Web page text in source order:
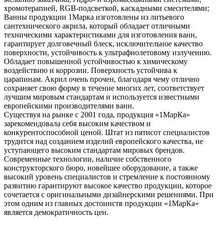
хромотерапией, RGB-подсветкой, каскадными смесителями;
Ванны продукции 1Марка изготовлены из литьевого
сантехнического акрила, который обладает отличными
техническими характеристиками для изготовления ванн,
гарантирует долговечный блеск, исключительное качество
поверхности, устойчивость к ультрафиолетовому излучению.
Обладает повышенной устойчивостью к химическому
воздействию и коррозии. Поверхность устойчива к
царапинам. Акрил очень прочен, благодаря чему отлично
сохраняет свою форму в течение многих лет, соответствует
лучшим мировым стандартам и используется известными
европейскими производителями ванн.
Существуя на рынке с 2001 года, продукция «1МарКа»
зарекомендовала себя высоким качеством и
конкурентоспособной ценой. Штат из пятисот специалистов
трудится над созданием изделий европейского качества, не
уступающего высоким стандартам мировых брендов.
Современные технологии, наличие собственного
конструкторского бюро, новейшее оборудование, а также
высокий уровень специалистов и стремление к постоянному
развитию гарантируют высокое качество продукции, которое
сочетается с оригинальными дизайнерскими решениями. При
этом одним из главных достоинств продукции «1МарКа»
является демократичность цен.